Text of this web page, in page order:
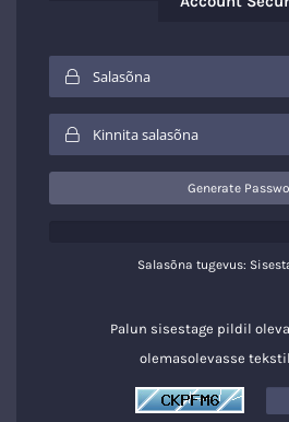
Generate
Salasõna tugevus:
Palun sisestage pildil
olemasolevasse